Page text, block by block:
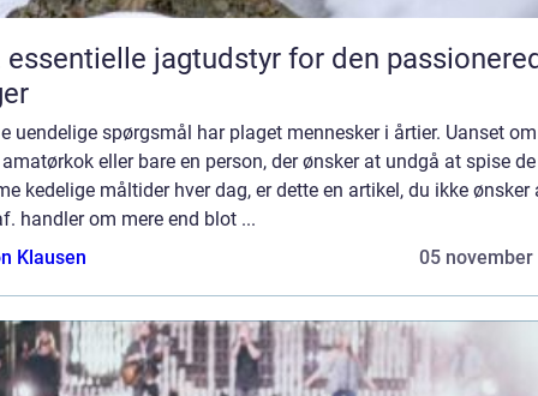
essentielle jagtudstyr for den
uendelige spørgsmål har plaget mennesker i årtier. Uanset
amatørkok eller bare en person, der ønsker at undgå at spise de
kedelige måltider hver dag, er dette en artikel, du ikke ønsker
handler om mere end blot ...
Klausen
05 november